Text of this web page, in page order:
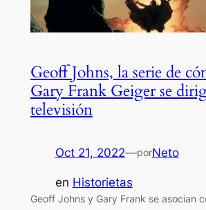
Geoff Johns, la serie de
Gary Frank Geiger se
televisión
Oct 21, 2022—porNeto
en Historietas
Geoff Johns y Gary Frank se asocian